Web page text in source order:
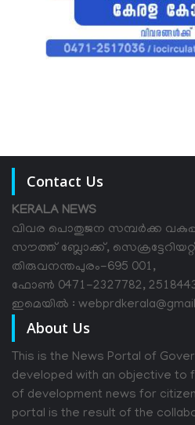
Contact Us
KERALA NEWS
വിവര പൊതുജന സമ്പര്‍ക്ക
സൗത്ത് ബ്ലോക്ക്,
തിരുവനന്തപുരം-695 001,
ഫോൺ 0471-2327782,
ഇമെയിൽ :
About Us
This is the News Portal of
developed with an objective to
of development news for
portal is the result of the